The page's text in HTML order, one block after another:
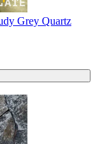
Grey Quartz